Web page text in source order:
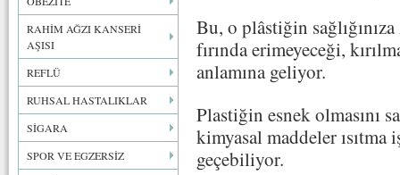
RAHİM AĞZI KANSERİ
AŞISI
REFLÜ
RUHSAL HASTALIKLAR
SİGARA
SPOR VE EGZERSİZ
Bu, o plâstiğin
fırında erimeyeceği,
anlamına geliyor.
Plastiğin esnek olmasını
kimyasal maddeler ısıtma
geçebiliyor.